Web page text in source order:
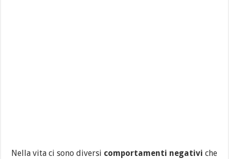
Nella vita ci sono diversi comportamenti negativiche